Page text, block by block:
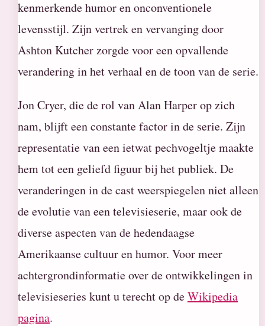
kenmerkende humor en onconventionele
levensstijl. Zijn vertrek en vervanging door
Ashton Kutcher zorgde voor een opvallende
verandering in het verhaal en de toon van de serie.
Jon Cryer, die de rol van Alan Harper op zich
nam, blijft een constante factor in de serie. Zijn
representatie van een ietwat pechvogeltje maakte
hem tot een geliefd figuur bij het publiek. De
veranderingen in de cast weerspiegelen niet alleen
de evolutie van een televisieserie, maar ook de
diverse aspecten van de hedendaagse
Amerikaanse cultuur en humor. Voor meer
achtergrondinformatie over de ontwikkelingen in
televisieseries kunt u terecht op deWikipedia
pagina.